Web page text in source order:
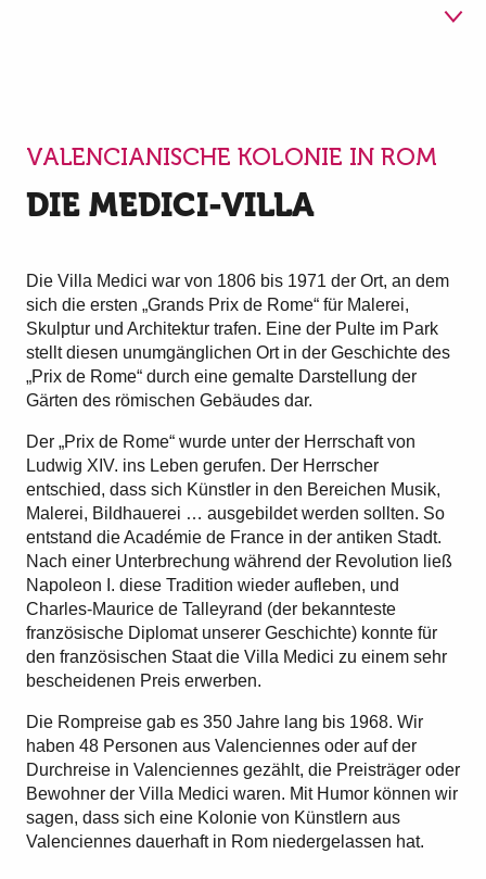
2
unseren "Prix de Rome".
3 Das Amphitheater
VALENCIANISCHE KOLONIE IN ROM
DIE MEDICI-VILLA
Die Villa Medici war von 1806 bis 1971 der Ort, an dem
sich die ersten „Grands Prix de Rome“ für Malerei,
Skulptur und Architektur trafen. Eine der Pulte im Park
stellt diesen unumgänglichen Ort in der Geschichte des
„Prix de Rome“ durch eine gemalte Darstellung der
Gärten des römischen Gebäudes dar.
Der „Prix de Rome“ wurde unter der Herrschaft von
Ludwig XIV. ins Leben gerufen. Der Herrscher
entschied, dass sich Künstler in den Bereichen Musik,
Malerei, Bildhauerei … ausgebildet werden sollten. So
entstand die Académie de France in der antiken Stadt.
Nach einer Unterbrechung während der Revolution ließ
Napoleon I. diese Tradition wieder aufleben, und
Charles-Maurice de Talleyrand (der bekannteste
französische Diplomat unserer Geschichte) konnte für
den französischen Staat die Villa Medici zu einem sehr
bescheidenen Preis erwerben.
Die Rompreise gab es 350 Jahre lang bis 1968. Wir
haben 48 Personen aus Valenciennes oder auf der
Durchreise in Valenciennes gezählt, die Preisträger oder
Bewohner der Villa Medici waren. Mit Humor können wir
sagen, dass sich eine Kolonie von Künstlern aus
Valenciennes dauerhaft in Rom niedergelassen hat.